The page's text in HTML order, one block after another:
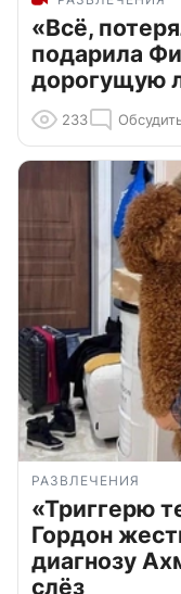
«Всё,
подарила
дорогущую
233
РАЗВЛЕЧЕНИЯ
«Триггерю
Гордон
диагнозу
слёз